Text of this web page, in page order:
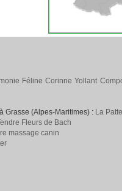
Féline Corinne Yollant
Grasse (Alpes-Maritimes) : La
Fleurs de Bach
massage canin